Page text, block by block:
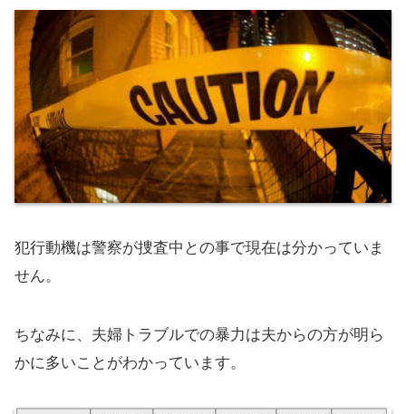
犯行動機は警察が捜査中との事で現在は分かっていま
せん。
ちなみに、夫婦トラブルでの暴力は夫からの方が明ら
かに多いことがわかっています。